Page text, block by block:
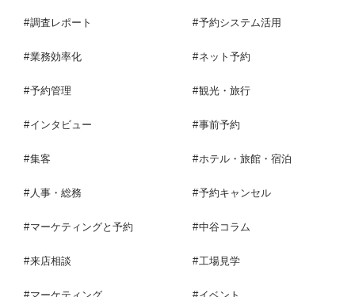
調査レポート 予約システム活用
業務効率化 ネット予約
予約管理 観光・旅行
インタビュー 事前予約
集客 ホテル・旅館・宿泊
人事・総務 予約キャンセル
マーケティングと予約 中谷コラム
来店相談 工場見学